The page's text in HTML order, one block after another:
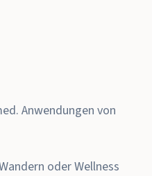
Anwendungen von
oder Wellness